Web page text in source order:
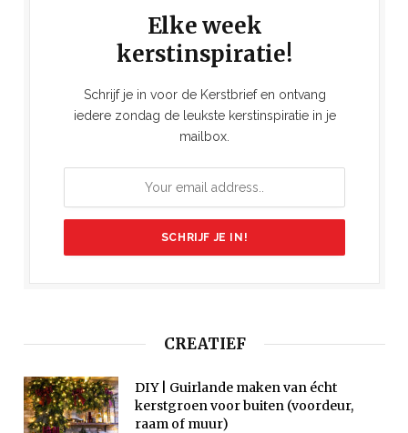
Elke week
kerstinspiratie!
Schrijf je in voor de Kerstbrief en ontvang
iedere zondag de leukste kerstinspiratie in je
mailbox.
CREATIEF
DIY | Guirlande maken van écht
kerstgroen voor buiten (voordeur,
raam of muur)